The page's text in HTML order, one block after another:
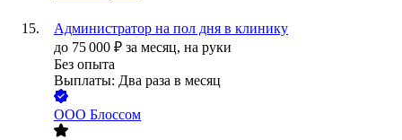
Администратор на пол дня в клинику
до 75 000 ₽ за месяц, на руки
Без опыта
Выплаты: Два раза в месяц
ООО Блоссом